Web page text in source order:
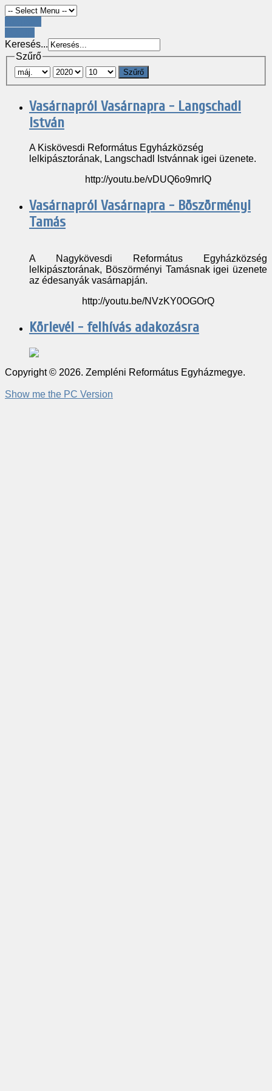
Keresés...
Szűrő
Szűrő
Vasárnapról Vasárnapra - Langschadl
István
A Kiskövesdi Református Egyházközség
lelkipásztorának, Langschadl Istvánnak igei üzenete.
http://youtu.be/vDUQ6o9mrIQ
Vasárnapról Vasárnapra - Böszörményi
Tamás
A Nagykövesdi Református Egyházközség
lelkipásztorának, Böszörményi Tamásnak igei üzenete
az édesanyák vasárnapján.
http://youtu.be/NVzKY0OGOrQ
Körlevél - felhívás adakozásra
Copyright © 2026. Zempléni Református Egyházmegye.
Show me the PC Version